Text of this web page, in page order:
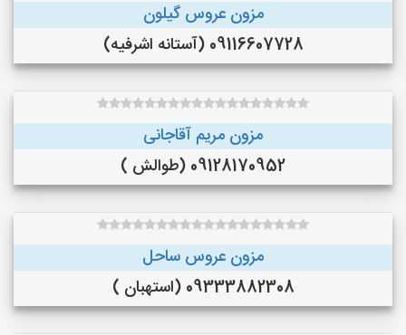
مزون عروس گیلون
09116607728 (آستانه اشرفیه)
مزون مریم آقاجانی
09128170952 (طوالش )
مزون عروس ساحل
09333882308 (استهبان )